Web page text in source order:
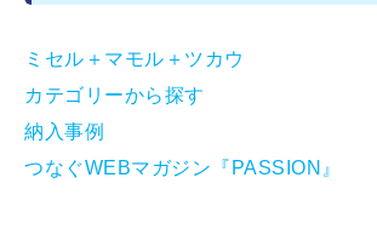
ミセル＋マモル＋ツカウ
カテゴリーから探す
納入事例
つなぐWEBマガジン『PASSION』